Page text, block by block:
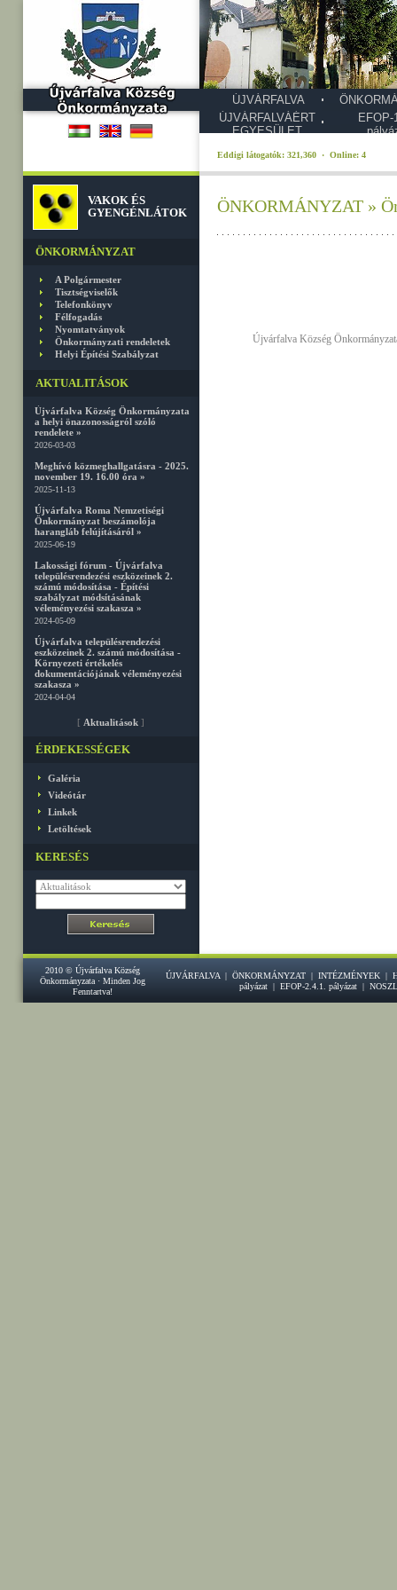
ÚJVÁRFALVA
ÚJVÁRFALVÁÉRT
EGYESÜLET
EFOP-
Eddigi látogatók: 321,360 · Online: 4
VAKOK ÉS
GYENGÉNLÁTOK
ÖNKORMÁNYZAT
A Polgármester
Tisztségviselők
Telefonkönyv
Félfogadás
Nyomtatványok
Önkormányzati rendeletek
Helyi Építési Szabályzat
AKTUALITÁSOK
Újvárfalva Község Önkormányzata
a helyi önazonosságról szóló
rendelete »
2026-03-03
Meghívó közmeghallgatásra - 2025.
november 19. 16.00 óra »
2025-11-13
Újvárfalva Roma Nemzetiségi
Önkormányzat beszámolója
harangláb felújításáról »
2025-06-19
Lakossági fórum - Újvárfalva
településrendezési eszközeinek 2.
számú módosítása - Építési
szabályzat módsításának
véleményezési szakasza »
2024-05-09
Újvárfalva településrendezési
eszközeinek 2. számú módosítása -
Környezeti értékelés
dokumentációjának véleményezési
szakasza »
2024-04-04
[ Aktualitások ]
ÉRDEKESSÉGEK
Galéria
Videótár
Linkek
Letöltések
KERESÉS
ÖNKORMÁNYZAT »
Újvárfalva Község
2010 © Újvárfalva Község
Önkormányzata · Minden Jog
Fenntartva!
ÚJVÁRFALVA | ÖNKORMÁNYZAT | INTÉZMÉNYEK |
pályázat| EFOP-2.4.1. pályázat|